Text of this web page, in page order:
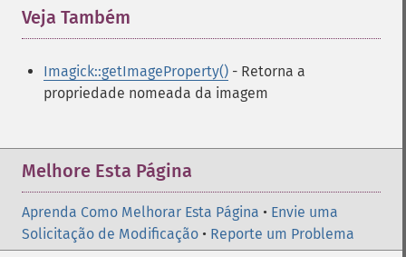
Veja Também
Imagick::getImageProperty() - Retorna a
propriedade nomeada da imagem
Melhore Esta Página
Aprenda Como Melhorar Esta Página • Envie uma
Solicitação de Modificação • Reporte um Problema
getImageOrientation
getImagePage
getImagePixelColor
getImageProfile
getImageProperty
getImageRedPrimary
getImageRegion
getImageRenderingIntent
getImageResolution